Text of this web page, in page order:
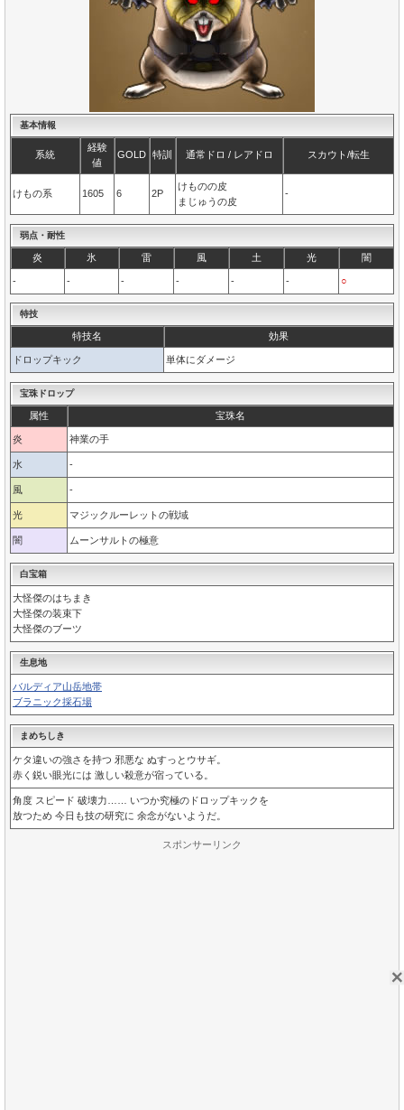
基本情報
系統
経験
値
GOLD 特訓 通常ドロ / レアドロ スカウト/転生
けもの系 1605 6 2P
けものの皮
まじゅうの皮
-
弱点・耐性
炎 氷 雷 風 土 光 闇
- - - - - - ○
特技
特技名 効果
ドロップキック 単体にダメージ
宝珠ドロップ
属性 宝珠名
炎 神業の手
水 -
風 -
光 マジックルーレットの戦域
闇 ムーンサルトの極意
白宝箱
大怪傑のはちまき
大怪傑の装束下
大怪傑のブーツ
生息地
バルディア山岳地帯
ブラニック採石場
まめちしき
ケタ違いの強さを持つ 邪悪な ぬすっとウサギ。
赤く鋭い眼光には 激しい殺意が宿っている。
角度 スピード 破壊力…… いつか究極のドロップキックを
放つため 今日も技の研究に 余念がないようだ。
スポンサーリンク